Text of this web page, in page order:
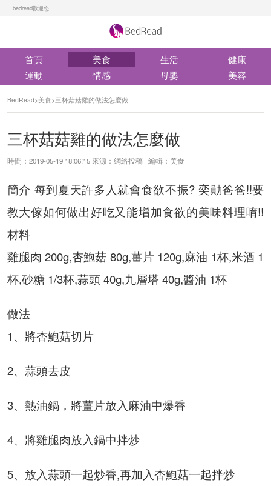
bedread歡迎您
首頁 美食 生活
健康
運動
情感 母嬰 美容
BedRead>美食>三杯菇菇雞的做法怎麼做
三杯菇菇雞的做法怎麼做
時間：2019-05-19 18:06:15 來源：網絡投稿 編輯：美食
簡介 每到夏天許多人就會食欲不振? 奕勛爸爸!!要
教大傢如何做出好吃又能增加食欲的美味料理唷!!
材料
雞腿肉 200g,杏鮑菇 80g,薑片 120g,麻油 1杯,米酒 1
杯,砂糖 1/3杯,蒜頭 40g,九層塔 40g,醬油 1杯
做法
1、將杏鮑菇切片
2、蒜頭去皮
3、熱油鍋，將薑片放入麻油中爆香
4、將雞腿肉放入鍋中拌炒
5、放入蒜頭一起炒香,再加入杏鮑菇一起拌炒